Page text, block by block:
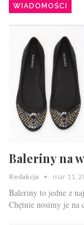
WIADOMOŚCI
Baleriny na
Redakcja mar 11,
Baleriny to jedne z
Chętnie nosimy je na